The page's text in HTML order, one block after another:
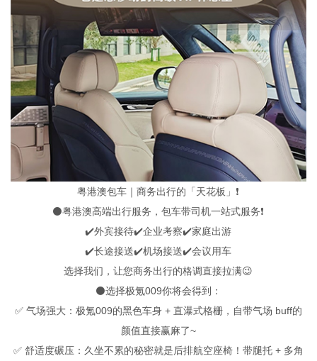
粤港澳包车｜商务出行的「天花板」❗️
⚫粤港澳高端出行服务，包车带司机一站式服务❗️
✔️外宾接待✔️企业考察✔️家庭出游
✔️长途接送✔️机场接送✔️会议用车
选择我们，让您商务出行的格调直接拉满😉
⚫选择极氪009你将会得到：
✅ 气场强大：极氪009的黑色车身 + 直瀑式格栅，自带气场 buff的
颜值直接赢麻了~
✅ 舒适度碾压：久坐不累的秘密就是后排航空座椅！带腿托 + 多角